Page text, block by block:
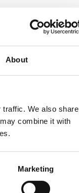
About
traffic. We also share
combine it with
Marketing